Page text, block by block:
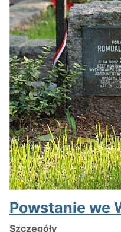
Powstanie we
Szczegóły